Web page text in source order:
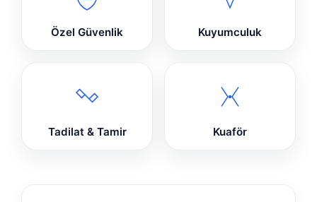
Özel Güvenlik Kuyumculuk
Tadilat & Tamir Kuaför